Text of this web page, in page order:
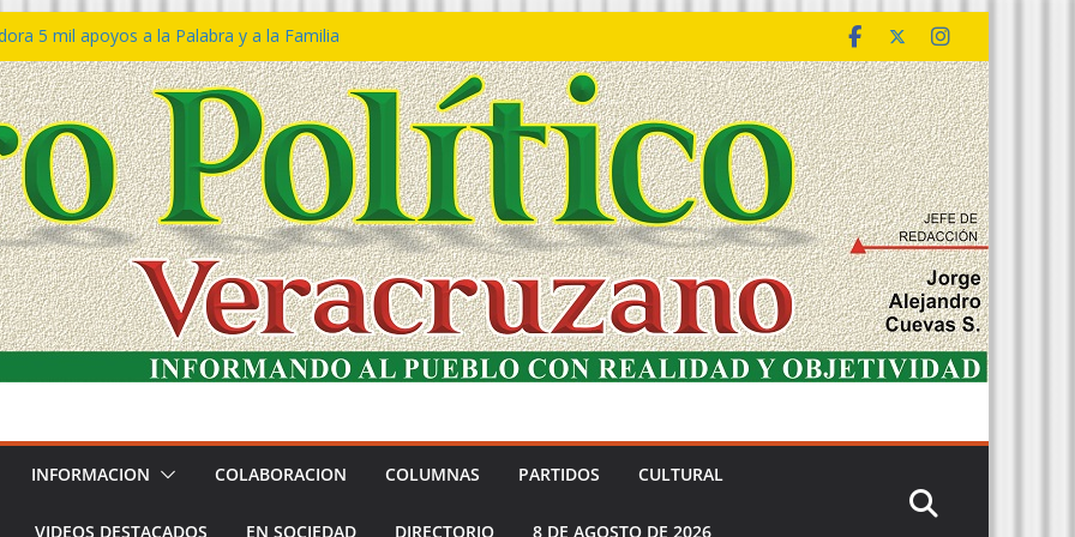
5 mil apoyos a la Palabra y a la Familia
Declaraciones de Procedencia en contra
𝙂𝙤𝙗𝙞𝙚𝙧𝙣𝙤 𝙙𝙚𝙡 𝙀𝙨𝙩𝙖𝙙𝙤 𝙖 𝙙𝙞𝙨𝙛𝙧𝙪𝙩𝙖𝙧
𝙙𝙚𝙡 𝙈𝙖𝙧 𝙚𝙣 𝘾𝙤𝙖𝙩𝙯𝙖𝙘𝙤𝙖𝙡𝙘𝙤𝙨
de policías con vocación de servicio y
SSP
Bravo rechaza acusaciones y asegura que
solicitud de desafuero
INFORMACION COLABORACION COLUMNAS PARTIDOS CULTURAL
VIDEOS DESTACADOS EN SOCIEDAD DIRECTORIO 8 DE AGOSTO DE 2026